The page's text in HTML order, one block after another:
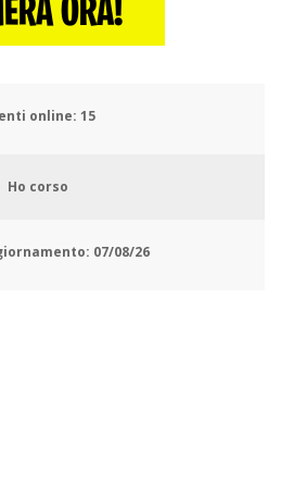
ORA!
online: 19
Ho corso
07/08/26